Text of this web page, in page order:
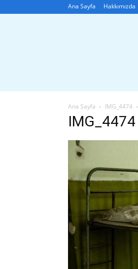
Ana Sayfa Hakkımızda
Ana Sayfa IMG_4474
IMG_4474